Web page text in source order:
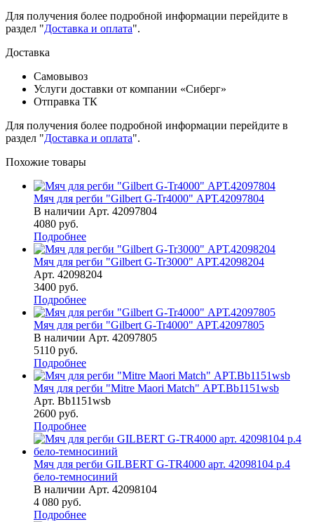
Для получения более подробной информации перейдите в
раздел "Доставка и оплата".
Доставка
Самовывоз
Услуги доставки от компании «Сиберг»
Отправка ТК
Для получения более подробной информации перейдите в
раздел "Доставка и оплата".
Похожие товары
Мяч для регби "Gilbert G-Tr4000" АРТ.42097804
В наличии Арт. 42097804
4080 руб.
Подробнее
Мяч для регби "Gilbert G-Tr3000" АРТ.42098204
Арт. 42098204
3400 руб.
Подробнее
Мяч для регби "Gilbert G-Tr4000" АРТ.42097805
В наличии Арт. 42097805
5110 руб.
Подробнее
Мяч для регби "Mitre Maori Match" АРТ.Bb1151wsb
Арт. Bb1151wsb
2600 руб.
Подробнее
Мяч для регби GILBERT G-TR4000 арт. 42098104 р.4
бело-темносиний
В наличии Арт. 42098104
4 080 руб.
Подробнее